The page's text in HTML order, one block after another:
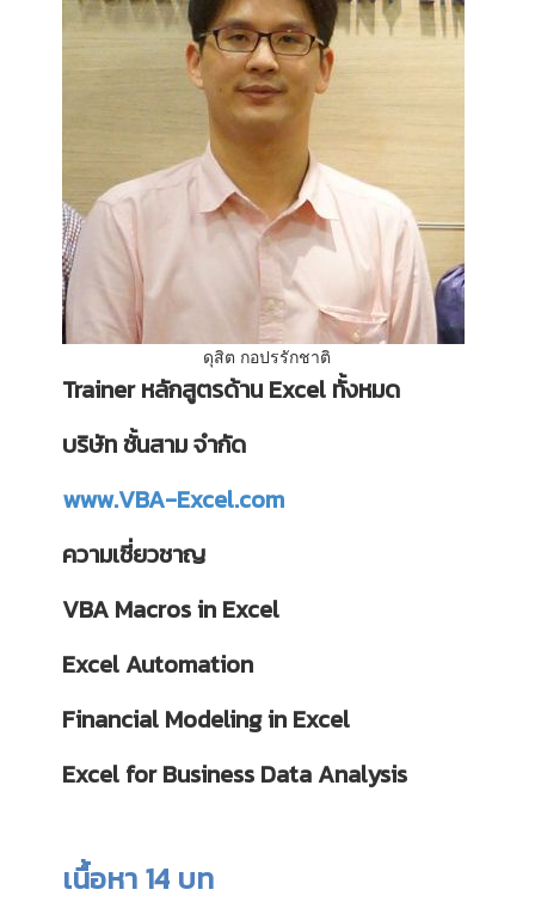
ดุสิต กอปรรักชาติ
Trainer หลักสูตรด้าน Excel ทั้งหมด
บริษัท ชั้นสาม จำกัด
www.VBA-Excel.com
ความเชี่ยวชาญ
VBA Macros in Excel
Excel Automation
Financial Modeling in Excel
Excel for Business Data Analysis
เนื้อหา 14 บท